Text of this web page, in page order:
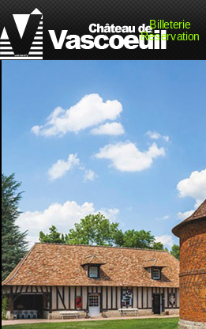
Billeterie
Réservation